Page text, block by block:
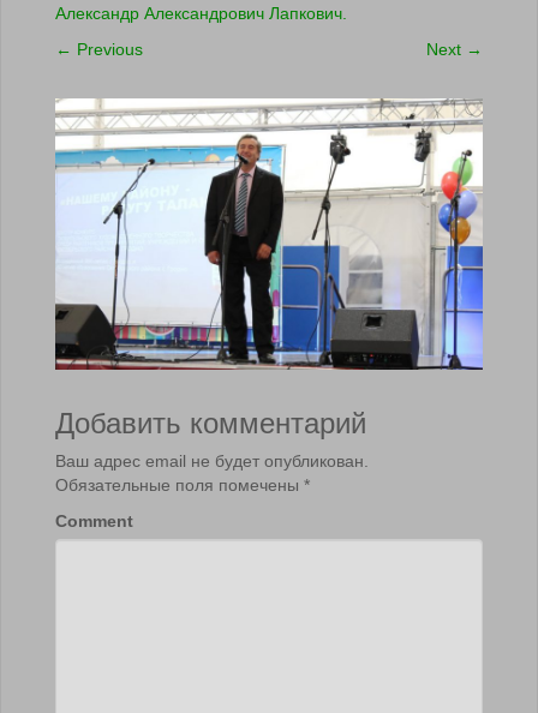
Александр Александрович Лапкович.
← Previous Next →
Добавить комментарий
Ваш адрес email не будет опубликован.
Обязательные поля помечены *
Comment